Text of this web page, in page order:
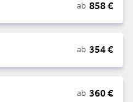
ab 858€
ab 354€
ab 360€